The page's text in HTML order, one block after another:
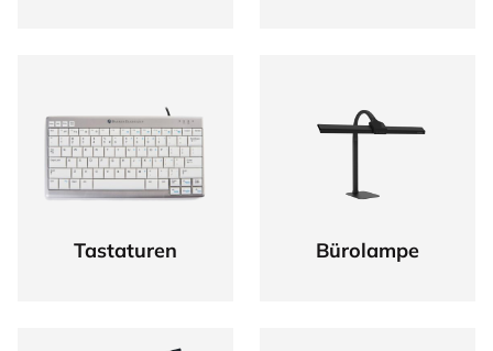
Tastaturen Bürolampe